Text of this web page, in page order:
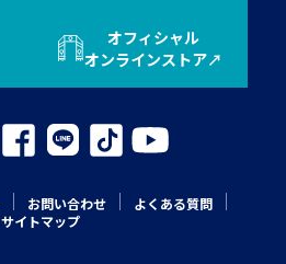
オフィシャル
オンラインストア
お問い合わせ
よくある質問
サイトマップ